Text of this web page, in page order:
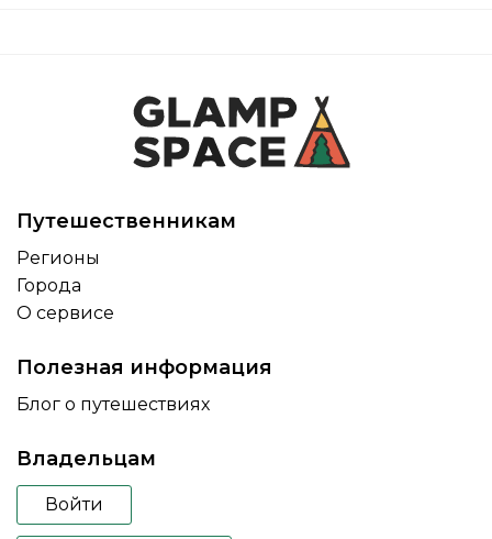
Путешественникам
Регионы
Города
О сервисе
Полезная информация
Блог о путешествиях
Владельцам
Войти